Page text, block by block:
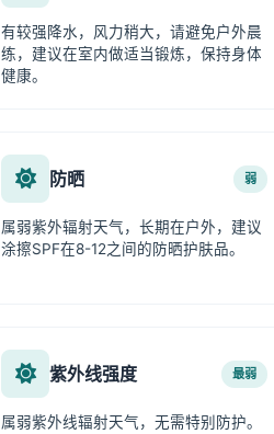
有较强降水，风力稍大，请避免户外晨
练，建议在室内做适当锻炼，保持身体
健康。
防晒 弱
属弱紫外辐射天气，长期在户外，建议
涂擦SPF在8-12之间的防晒护肤品。
紫外线强度 最弱
属弱紫外线辐射天气，无需特别防护。